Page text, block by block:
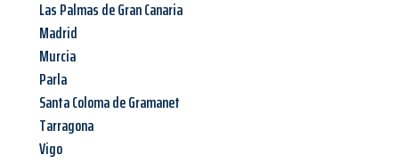
Las Palmas de Gran Canaria
Madrid
Murcia
Parla
Santa Coloma de Gramanet
Tarragona
Vigo